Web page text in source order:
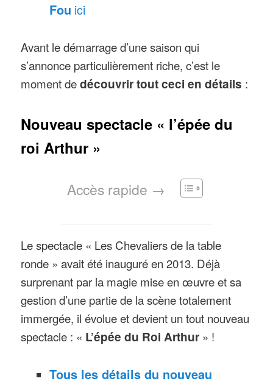
Fou ici
Avant le démarrage d’une saison qui
s’annonce particulièrement riche, c’est le
moment dedécouvrir tout ceci en détails :
Nouveau spectacle « l’épée du
roi Arthur »
Accès rapide →
Le spectacle « Les Chevaliers de la table
ronde » avait été inauguré en 2013. Déjà
surprenant par la magie mise en œuvre et sa
gestion d’une partie de la scène totalement
immergée, il évolue et devient un tout nouveau
spectacle : « L’épée du Roi Arthur » !
Tous les détails du nouveau